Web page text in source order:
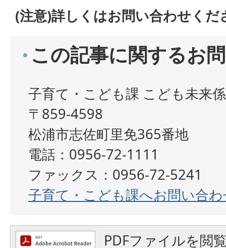
(注意)詳しくはお問い合わせくだ
この記事に関するお
子育て・こども課 こども未来係
〒859-4598
松浦市志佐町里免365番地
電話：0956-72-1111
ファックス：0956-72-5241
子育て・こども課へお問い合
PDFファイルを閲